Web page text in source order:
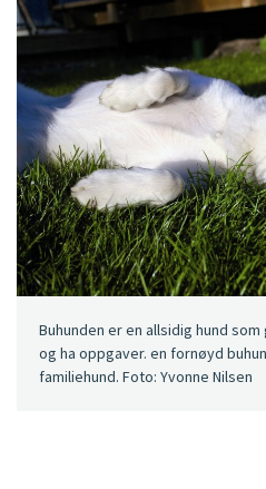
Buhunden er en allsidig hund
og ha oppgaver. en fornøyd
familiehund. Foto: Yvonne Nilsen